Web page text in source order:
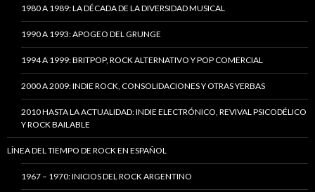
1980 A 1989: LA DÉCADA DE LA DIVERSIDAD MUSICAL
1990 A 1993: APOGEO DEL GRUNGE
1994 A 1999: BRITPOP, ROCK ALTERNATIVO Y POP COMERCIAL
2000 A 2009: INDIE ROCK, CONSOLIDACIONES Y OTRAS YERBAS
2010 HASTA LA ACTUALIDAD: INDIE ELECTRÓNICO, REVIVAL PSICODÉLICO
Y ROCK BAILABLE
LÍNEA DEL TIEMPO DE ROCK EN ESPAÑOL
1967 – 1970: INICIOS DEL ROCK ARGENTINO